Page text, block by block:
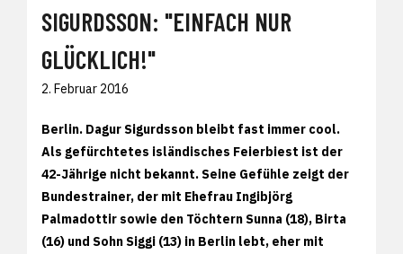
SIGURDSSON: "EINFACH NUR
GLÜCKLICH!"
2. Februar 2016
Berlin. Dagur Sigurdsson bleibt fast immer cool.
Als gefürchtetes isländisches Feierbiest ist der
42-Jährige nicht bekannt. Seine Gefühle zeigt der
Bundestrainer, der mit Ehefrau Ingibjörg
Palmadottir sowie den Töchtern Sunna (18), Birta
(16) und Sohn Siggi (13) in Berlin lebt, eher mit